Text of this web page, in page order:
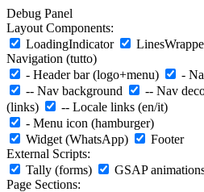
Debug Panel
Layout Components:
LoadingIndicator
Navigation (tutto)
- Header bar (logo+menu)
-
-- Nav background
-- Nav
(links)
-- Locale links (en/it)
- Menu icon (hamburger)
Widget (WhatsApp)
Footer
External Scripts:
Tally (forms)
GSAP
Page Sections: